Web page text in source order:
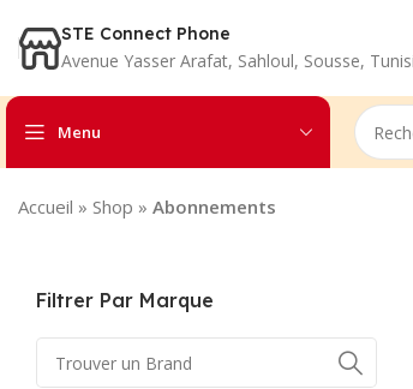
STE Connect Phone
Avenue Yasser Arafat, Sahloul, Sousse,
Menu
Accueil » Shop » Abonnements
Filtrer Par Marque